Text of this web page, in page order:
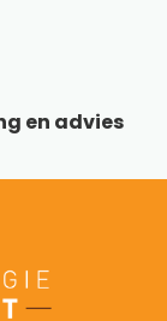
en advies